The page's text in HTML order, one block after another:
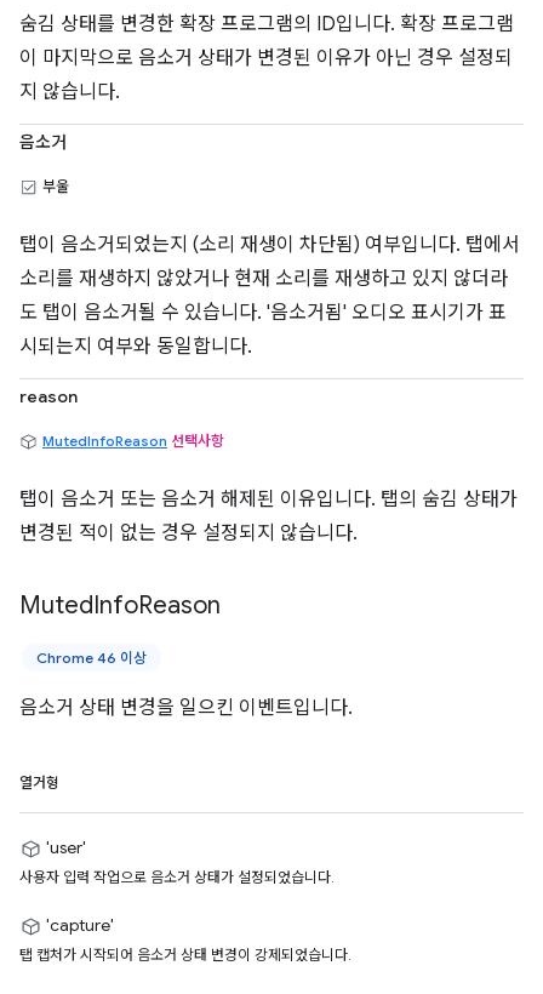
숨김 상태를 변경한 확장 프로그램의 ID입니다. 확장 프로그램
이 마지막으로 음소거 상태가 변경된 이유가 아닌 경우 설정되
지 않습니다.
음소거
부울
탭이 음소거되었는지 (소리 재생이 차단됨) 여부입니다. 탭에서
소리를 재생하지 않았거나 현재 소리를 재생하고 있지 않더라
도 탭이 음소거될 수 있습니다. '음소거됨' 오디오 표시기가 표
시되는지 여부와 동일합니다.
reason
MutedInfoReason 선택사항
탭이 음소거 또는 음소거 해제된 이유입니다. 탭의 숨김 상태가
변경된 적이 없는 경우 설정되지 않습니다.
MutedInfoReason
Chrome 46 이상
음소거 상태 변경을 일으킨 이벤트입니다.
열거형
'user'
사용자 입력 작업으로 음소거 상태가 설정되었습니다.
'capture'
탭 캡처가 시작되어 음소거 상태 변경이 강제되었습니다.